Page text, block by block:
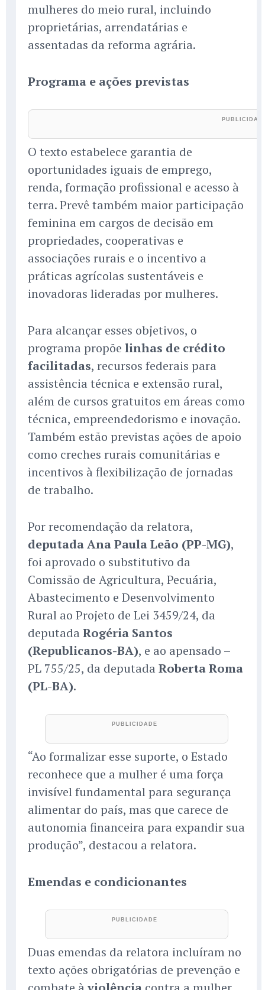
mulheres do meio rural, incluindo
proprietárias, arrendatárias e
assentadas da reforma agrária.
Programa e ações previstas
O texto estabelece garantia de
oportunidades iguais de emprego,
renda, formação profissional e acesso à
terra. Prevê também maior participação
feminina em cargos de decisão em
propriedades, cooperativas e
associações rurais e o incentivo a
práticas agrícolas sustentáveis e
inovadoras lideradas por mulheres.
Para alcançar esses objetivos, o
programa propõe linhas de crédito
facilitadas, recursos federais para
assistência técnica e extensão rural,
além de cursos gratuitos em áreas como
técnica, empreendedorismo e inovação.
Também estão previstas ações de apoio
como creches rurais comunitárias e
incentivos à flexibilização de jornadas
de trabalho.
Por recomendação da relatora,
deputada Ana Paula Leão (PP-MG),
foi aprovado o substitutivo da
Comissão de Agricultura, Pecuária,
Abastecimento e Desenvolvimento
Rural ao Projeto de Lei 3459/24, da
deputada Rogéria Santos
(Republicanos-BA), e ao apensado –
PL 755/25, da deputada Roberta Roma
(PL-BA).
“Ao formalizar esse suporte, o Estado
reconhece que a mulher é uma força
invisível fundamental para segurança
alimentar do país, mas que carece de
autonomia financeira para expandir sua
produção”, destacou a relatora.
Emendas e condicionantes
Duas emendas da relatora incluíram no
texto ações obrigatórias de prevenção e